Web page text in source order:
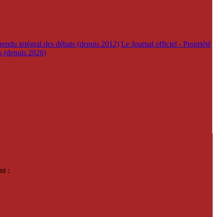
intégral des débats (depuis 2012) Le Journal officiel - Propriété
(depuis 2026)
: